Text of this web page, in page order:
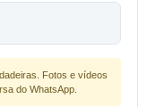
Fotos e vídeos
do WhatsApp.